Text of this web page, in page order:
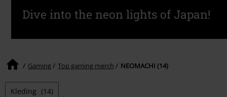
Dive into the neon lights of Japan!
Gaming Top gaming merch NEOMACHI (14)
Kleding (14)